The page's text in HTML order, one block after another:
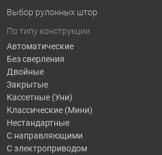
Выбор рулонных штор
По типу конструкции
Автоматические
Без сверления
Двойные
Закрытые
Кассетные (Уни)
Классические (Мини)
Нестандартные
С направляющими
С электроприводом